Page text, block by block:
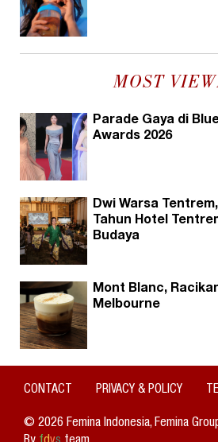
MOST
Parade Gaya di
Awards 2026
Dwi Warsa
Tahun Hotel
Budaya
Mont Blanc,
Melbourne
CONTACT PRIVACY & POLICY
© 2026 Femina Indonesia, Femina